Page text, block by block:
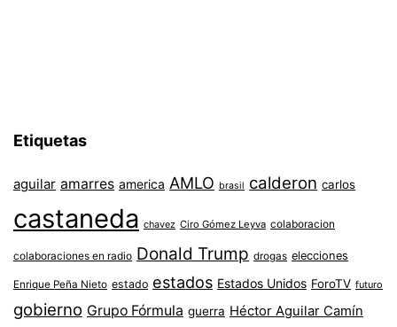
Etiquetas
aguilar amarres america AMLO brasil calderon carlos
castaneda chavez Ciro Gómez Leyva colaboracion
colaboraciones en radio Donald Trump drogas elecciones
Enrique Peña Nieto estado estados Estados Unidos ForoTV futuro
gobierno Grupo Fórmula guerra Héctor Aguilar Camín